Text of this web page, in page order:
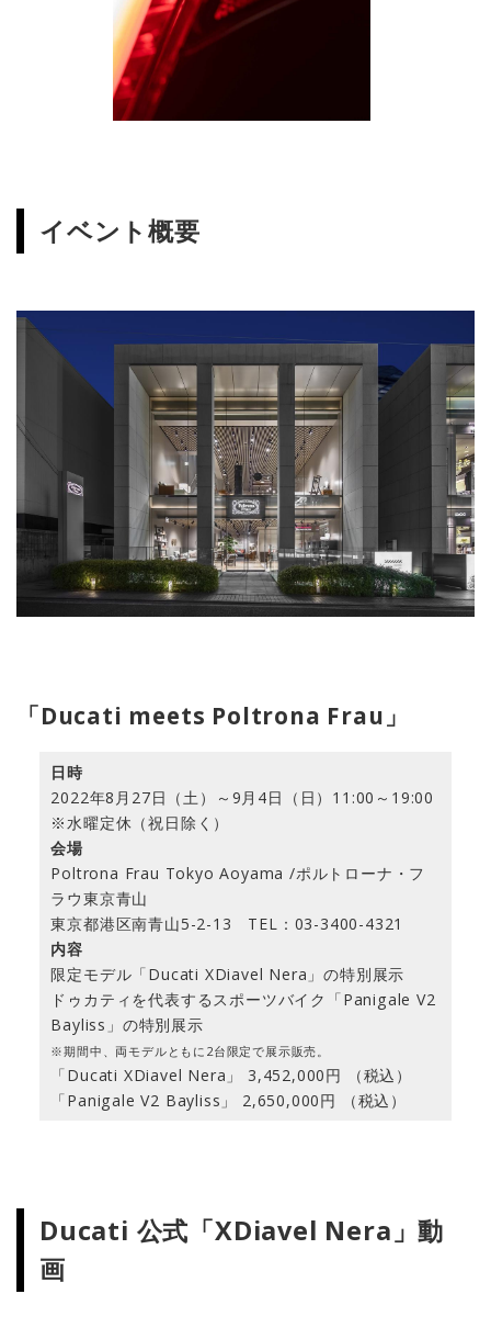
イベント概要
「Ducati meets Poltrona Frau」
日時
2022年8月27日（土）～9月4日（日）11:00～19:00
※水曜定休（祝日除く）
会場
Poltrona Frau Tokyo Aoyama /ポルトローナ・フ
ラウ東京青山
東京都港区南青山5-2-13 TEL：03-3400-4321
内容
限定モデル「Ducati XDiavel Nera」の特別展示
ドゥカティを代表するスポーツバイク「Panigale V2
Bayliss」の特別展示
※期間中、両モデルともに2台限定で展示販売。
「Ducati XDiavel Nera」 3,452,000円 （税込）
「Panigale V2 Bayliss」 2,650,000円 （税込）
Ducati 公式「XDiavel Nera」動
画